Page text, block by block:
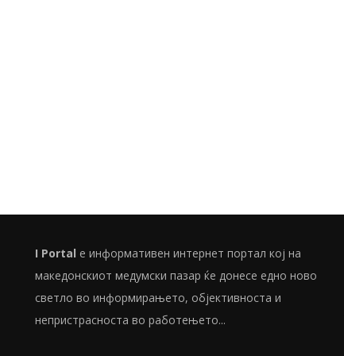
I Portal е информативен интернет портал кој на
македонскиот медумски пазар ќе донесе едно ново
светло во информирањето, објективноста и
непристрасноста во работењето...